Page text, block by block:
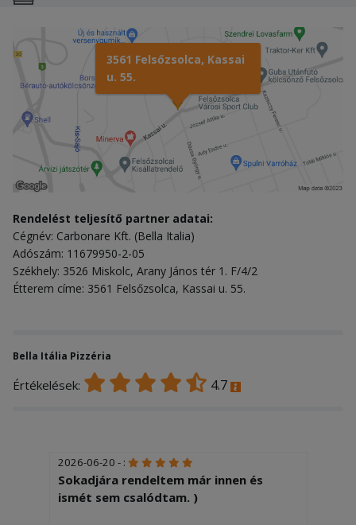
3561 Felsőzsolca, Kassai
u. 55.
Rendelést teljesítő partner adatai:
Cégnév: Carbonare Kft. (Bella Italia)
Adószám: 11679950-2-05
Székhely: 3526 Miskolc, Arany János tér 1. F/4/2
Étterem címe: 3561 Felsőzsolca, Kassai u. 55.
Bella Itália Pizzéria
Értékelések: 4.7
2026-06-20 - :
Sokadjára rendeltem már innen és
ismét sem csalódtam. )